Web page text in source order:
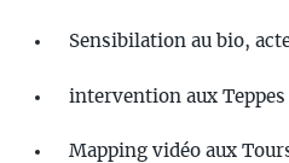
Sensibilation au bio,
intervention aux Teppes
Mapping vidéo aux